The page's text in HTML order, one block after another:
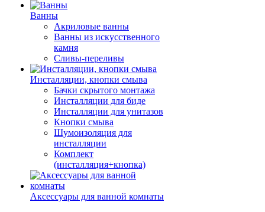
Ванны
Акриловые ванны
Ванны из искусственного
камня
Сливы-переливы
Инсталляции, кнопки смыва
Бачки скрытого монтажа
Инсталляции для биде
Инсталляции для унитазов
Кнопки смыва
Шумоизоляция для
инсталляции
Комплект
(инсталляция+кнопка)
Аксессуары для ванной комнаты